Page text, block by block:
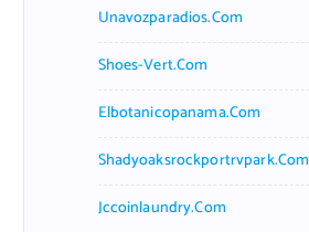
Unavozparadios.com
Shoes-Vert.com
Elbotanicopanama.com
Shadyoaksrockportrvpark.com
Jccoinlaundry.com